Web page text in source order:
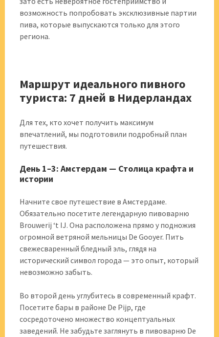
возможность попробовать эксклюзивные партии
пива, которые выпускаются только для этого
региона.
Маршрут идеального пивного
туриста: 7 дней в Нидерландах
Для тех, кто хочет получить максимум
впечатлений, мы подготовили подробный план
путешествия.
День 1–3: Амстердам — Столица крафта и
истории
Начните свое путешествие в Амстердаме.
Обязательно посетите легендарную пивоварню
Brouwerij ‘t IJ. Она расположена прямо у подножия
огромной ветряной мельницы De Gooyer. Пить
свежесваренный бледный эль, глядя на
исторический символ города — это опыт, который
невозможно забыть.
Во второй день углубитесь в современный крафт.
Посетите бары в районе De Pijp, где
сосредоточено множество концептуальных
заведений. Не забудьте заглянуть в пивоварню De